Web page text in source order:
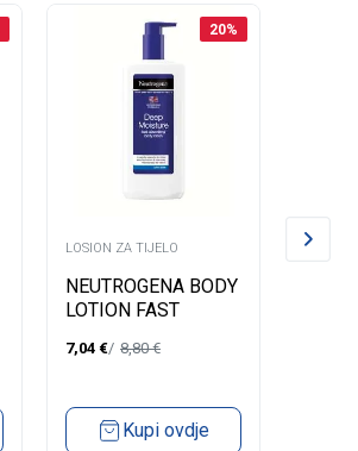
20%
LOSION ZA TIJELO
NEUTROGENA BODY
LOTION FAST
SKIN 400ML
7,04 € 8,80€
Kupi ovdje
LOSION